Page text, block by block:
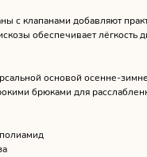
с клапанами добавляют
обеспечивает лёгкость
основой осенне-
брюками для